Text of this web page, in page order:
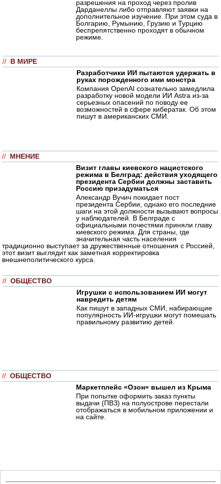
разрешения на проход через пролив
Дарданеллы либо отправляют заявки на
дополнительное изучение. При этом суда в
Болгарию, Румынию, Грузию и Турцию
беспрепятственно проходят в обычном
режиме.
// В МИРЕ
Разработчики ИИ пытаются удержать в
руках порожденного ими монстра
Компания OpenAI сознательно замедлила
разработку новой модели ИИ Astra из-за
серьезных опасений по поводу ее
возможностей в сфере кибератак. Об этом
пишут в американских СМИ.
// МНЕНИЕ
Визит главы киевского нацистского
режима в Белград: действия уходящего
президента Сербии должны заставить
Россию призадуматься
Александр Вучич покидает пост
президента Сербии, однако его последние
шаги на этой должности вызывают вопросы
у наблюдателей. В Белграде с
официальными почестями приняли главу
киевского режима. Для страны, где
значительная часть населения
традиционно выступает за дружественные отношения с Россией,
этот визит выглядит как заметная корректировка
внешнеполитического курса.
// ОБЩЕСТВО
Игрушки с использованием ИИ могут
навредить детям
Как пишут в западных СМИ, набирающие
популярность ИИ-игрушки могут помешать
правильному развитию детей.
// ОБЩЕСТВО
Маркетплейс «Озон» вышел из Крыма
При попытке оформить заказ пункты
выдачи (ПВЗ) на полуострове перестали
отображаться в мобильном приложении и
на сайте.